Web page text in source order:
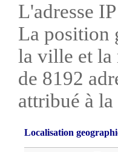
L'adresse IP
La position
la ville et la
de 8192
attribué à la
Localisation